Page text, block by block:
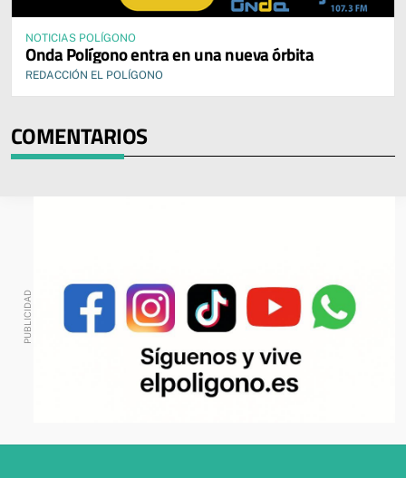
NOTICIAS POLÍGONO
Onda Polígono entra en una nueva órbita
REDACCIÓN EL POLÍGONO
COMENTARIOS